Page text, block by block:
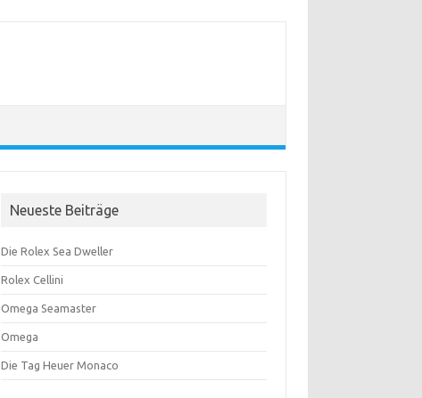
Neueste Beiträge
Die Rolex Sea Dweller
Rolex Cellini
Omega Seamaster
Omega
Die Tag Heuer Monaco